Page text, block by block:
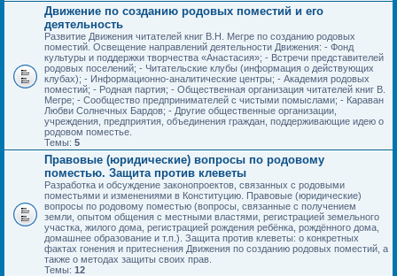
Движение по созданию родовых поместий и его
деятельность
Развитие Движения читателей книг В.Н. Мегре по созданию родовых
поместий. Освещение направлений деятельности Движения: - Фонд
культуры и поддержки творчества «Анастасия»; - Встречи представителей
родовых поселений; - Читательские клубы (информация о действующих
клубах); - Информационно-аналитические центры; - Академия родовых
поместий; - Родная партия; - Общественная организация читателей книг В.
Мегре; - Сообщество предпринимателей с чистыми помыслами; - Караван
Любви Солнечных Бардов; - Другие общественные организации,
учреждения, предприятия, объединения граждан, поддерживающие идею о
родовом поместье.
Темы: 5
Правовые (юридические) вопросы по родовому
поместью. Защита против клеветы
Разработка и обсуждение законопроектов, связанных с родовыми
поместьями и изменениями в Конституцию. Правовые (юридические)
вопросы по родовому поместью (вопросы, связанные с получением
земли, опытом общения с местными властями, регистрацией земельного
участка, жилого дома, регистрацией рождения ребёнка, рождённого дома,
домашнее образование и т.п.). Защита против клеветы: о конкретных
фактах гонения и притеснения Движения по созданию родовых поместий, а
также о методах защиты своих прав.
Темы: 12